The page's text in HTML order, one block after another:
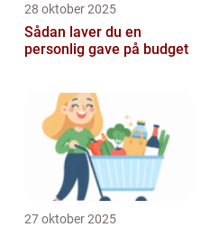
28 oktober 2025
Sådan laver du en
personlig gave på budget
27 oktober 2025